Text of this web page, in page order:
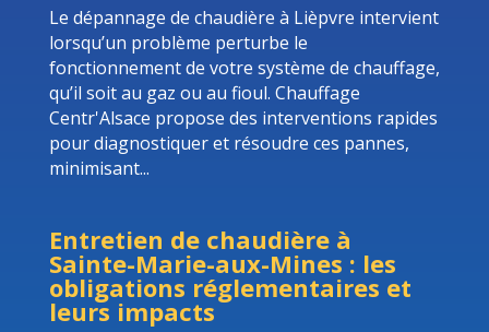
Le dépannage de chaudière à Lièpvre intervient
lorsqu’un problème perturbe le
fonctionnement de votre système de chauffage,
qu’il soit au gaz ou au fioul. Chauffage
Centr'Alsace propose des interventions rapides
pour diagnostiquer et résoudre ces pannes,
minimisant...
Entretien de chaudière à
Sainte-Marie-aux-Mines : les
obligations réglementaires et
leurs impacts